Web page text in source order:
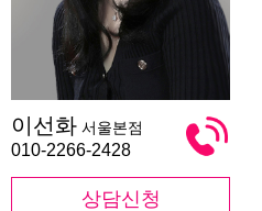
선
화
이선화 서울본점
010-2266-2428
상담신청